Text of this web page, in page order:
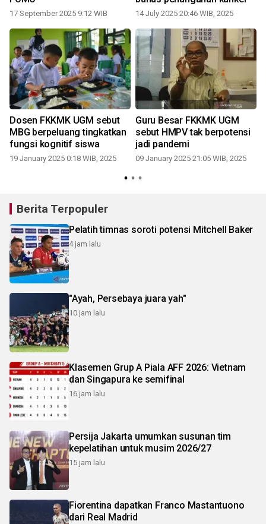
17 September 2025 9:12 WIB 14 July 2025 20:46 WIB, 2025
Dosen FKKMK UGM sebut
MBG berpeluang tingkatkan
fungsi kognitif siswa
19 January 2025 0:18 WIB, 2025
Guru Besar FKKMK UGM
sebut HMPV tak berpotensi
jadi pandemi
09 January 2025 21:05 WIB, 2025
Berita Terpopuler
Pelatih timnas soroti potensi Mitchell Baker
4 jam lalu
"Ayah, Persebaya juara yah"
10 jam lalu
Klasemen Grup A Piala AFF 2026: Vietnam
dan Singapura ke semifinal
16 jam lalu
Persija Jakarta umumkan susunan tim
kepelatihan untuk musim 2026/27
15 jam lalu
Fiorentina dapatkan Franco Mastantuono
dari Real Madrid